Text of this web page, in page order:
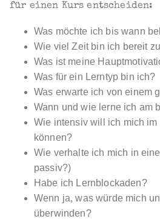
für einen Kurs entscheiden:
Was möchte ich bis wann
Wie viel Zeit bin ich bereit
Was ist meine
Was für ein Lerntyp bin ich?
Was erwarte ich von einem
Wann und wie lerne ich am
Wie intensiv will ich mich
können?
Wie verhalte ich mich in
passiv?)
Habe ich Lernblockaden?
Wenn ja, was würde mich
überwinden?